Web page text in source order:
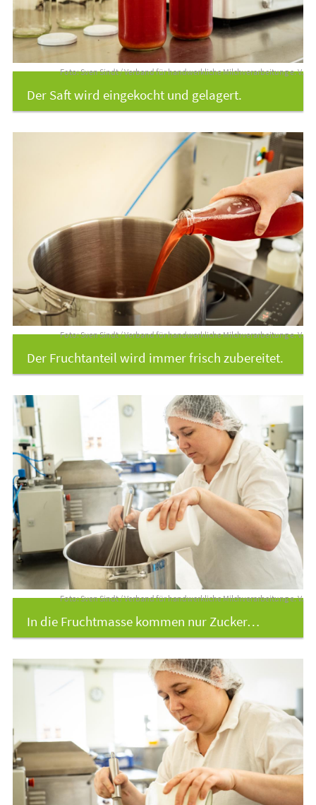
Foto: Sven Sindt / Verband für handwerkliche Milchverarbeitung e. V.
Der Saft wird eingekocht und gelagert.
Foto: Sven Sindt / Verband für handwerkliche Milchverarbeitung e. V.
Der Fruchtanteil wird immer frisch zubereitet.
Foto: Sven Sindt / Verband für handwerkliche Milchverarbeitung e. V.
In die Fruchtmasse kommen nur Zucker…